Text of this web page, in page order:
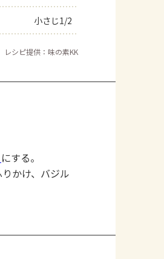
小さじ1/2
レシピ提供：味の素KK
にする。
かけ、バジル